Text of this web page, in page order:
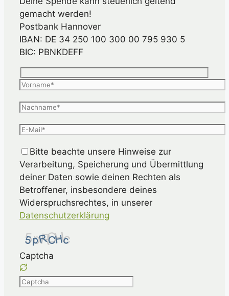
gemacht werden!
Postbank Hannover
IBAN: DE 34 250 100 300 00 795 930 5
BIC: PBNKDEFF
Bitte beachte unsere Hinweise zur
Verarbeitung, Speicherung und Übermittlung
deiner Daten sowie deinen Rechten als
Betroffener, insbesondere deines
Widerspruchsrechtes, in unserer
Datenschutzerklärung
Captcha
Please